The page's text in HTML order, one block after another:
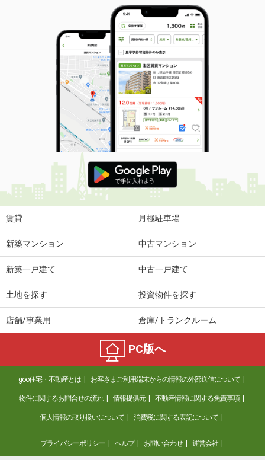
賃貸 月極駐車場
新築マンション 中古マンション
新築一戸建て 中古一戸建て
土地を探す 投資物件を探す
店舗/事業用 倉庫/トランクルーム
PC版へ
goo住宅・不動産とは お客さまご利用端末からの情報の外部送信について
物件に関するお問合せの流れ 情報提供元 不動産情報に関する免責事項
個人情報の取り扱いについて 消費税に関する表記について
プライバシーポリシー ヘルプ お問い合わせ 運営会社